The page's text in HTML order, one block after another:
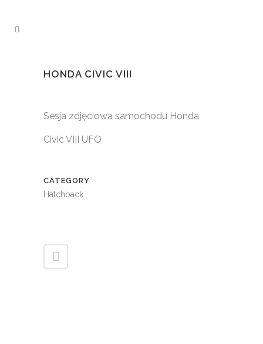
HONDA CIVIC VIII
Sesja zdjęciowa samochodu Honda
Civic VIII UFO
CATEGORY
Hatchback